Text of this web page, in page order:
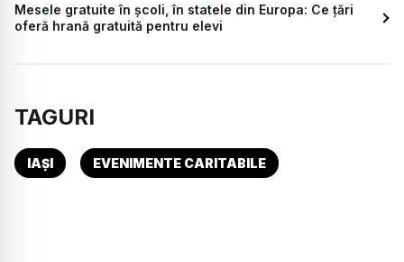
Mesele gratuite în școli, în statele din Europa: Ce țări
oferă hrană gratuită pentru elevi
TAGURI
IAȘI EVENIMENTE CARITABILE